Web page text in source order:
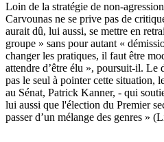
Loin de la stratégie de non-agression
Carvounas ne se prive pas de
aurait dû, lui aussi, se mettre en
groupe » sans pour autant «
changer les pratiques, il faut être
attendre d’être élu », poursuit-il. Le
pas le seul à pointer cette situation,
au Sénat, Patrick Kanner, - qui
lui aussi que l'élection du Premier
passer d’un mélange des genres »